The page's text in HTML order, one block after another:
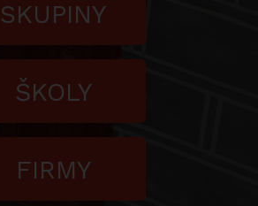
SKUPINY
ŠKOLY
FIRMY